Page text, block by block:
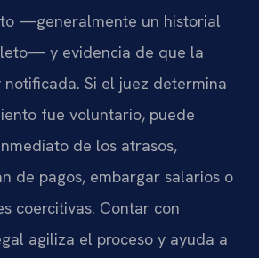
—generalmente un historial
y evidencia de que la
Si el juez determina
fue voluntario, puede
de los atrasos,
de pagos, embargar salarios o
coercitivas. Contar con
agiliza el proceso y ayuda a